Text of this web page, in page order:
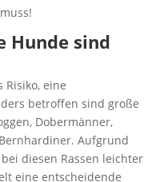
Hunde sind
eine
betroffen sind große
Dobermänner,
Aufgrund
diesen Rassen leichter
eine entscheidende